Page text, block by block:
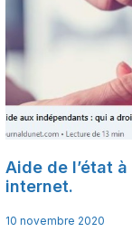
Aide de l’état
internet.
10 novembre 2020